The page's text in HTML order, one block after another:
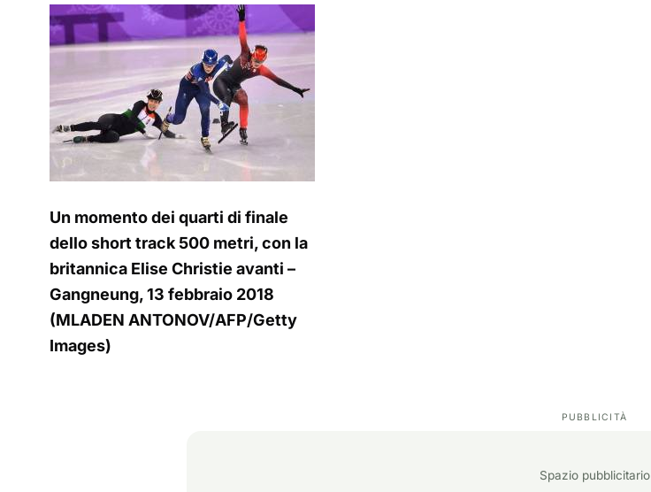
Un momento dei quarti di finale
dello short track 500 metri, con la
britannica Elise Christie avanti –
Gangneung, 13 febbraio 2018
(MLADEN ANTONOV/AFP/Getty
Images)
Spazio pubblicitario